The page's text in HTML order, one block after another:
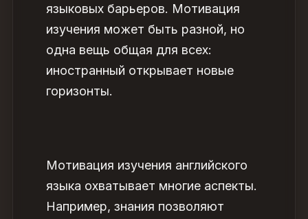
языковых барьеров. Мотивация
изучения может быть разной, но
одна вещь общая для всех:
иностранный открывает новые
горизонты.
Мотивация изучения английского
языка охватывает многие аспекты.
Например, знания позволяют